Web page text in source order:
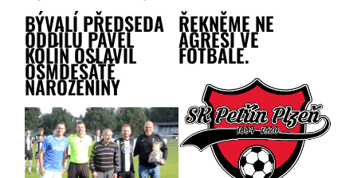
BÝVALÍ PŘEDSEDA
ODDÍLU PAVEL
KOLÍN OSLAVIL
OSMDESÁTÉ
NAROZENINY
ŘEKNĚME NE
AGRESI VE
FOTBALE.